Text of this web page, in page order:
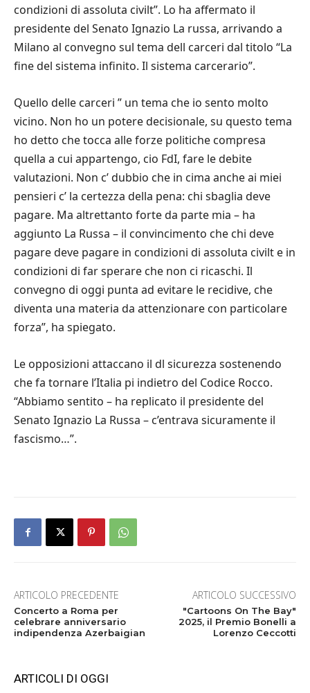
condizioni di assoluta civilt”. Lo ha affermato il
presidente del Senato Ignazio La russa, arrivando a
Milano al convegno sul tema dell carceri dal titolo “La
fine del sistema infinito. Il sistema carcerario”.
Quello delle carceri ” un tema che io sento molto
vicino. Non ho un potere decisionale, su questo tema
ho detto che tocca alle forze politiche compresa
quella a cui appartengo, cio FdI, fare le debite
valutazioni. Non c’ dubbio che in cima anche ai miei
pensieri c’ la certezza della pena: chi sbaglia deve
pagare. Ma altrettanto forte da parte mia – ha
aggiunto La Russa – il convincimento che chi deve
pagare deve pagare in condizioni di assoluta civilt e in
condizioni di far sperare che non ci ricaschi. Il
convegno di oggi punta ad evitare le recidive, che
diventa una materia da attenzionare con particolare
forza”, ha spiegato.
Le opposizioni attaccano il dl sicurezza sostenendo
che fa tornare l’Italia pi indietro del Codice Rocco.
“Abbiamo sentito – ha replicato il presidente del
Senato Ignazio La Russa – c’entrava sicuramente il
fascismo…”.
ARTICOLO PRECEDENTE
Concerto a Roma per
celebrare anniversario
indipendenza Azerbaigian
ARTICOLO SUCCESSIVO
"Cartoons On The Bay"
2025, il Premio Bonelli a
Lorenzo Ceccotti
ARTICOLI DI OGGI